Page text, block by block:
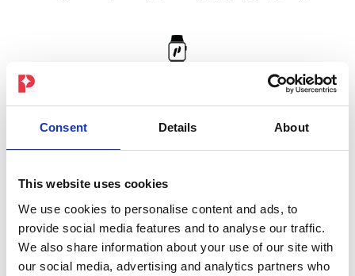
Consent Details About
This website uses cookies
We use cookies to personalise content and ads, to
provide social media features and to analyse our traffic.
We also share information about your use of our site with
our social media, advertising and analytics partners who
تتصل جميع بدلات PEPPER بسهولة مع أجهزة التتبع القابلة
للارتداء الشائعة مثل Apple وPolar وFitbit وGoogle Fit
وGarmin وOura وWhoop وWithings، لضمان تتبع سلس
لبيانات تدريبك.
تدريبات جماعية